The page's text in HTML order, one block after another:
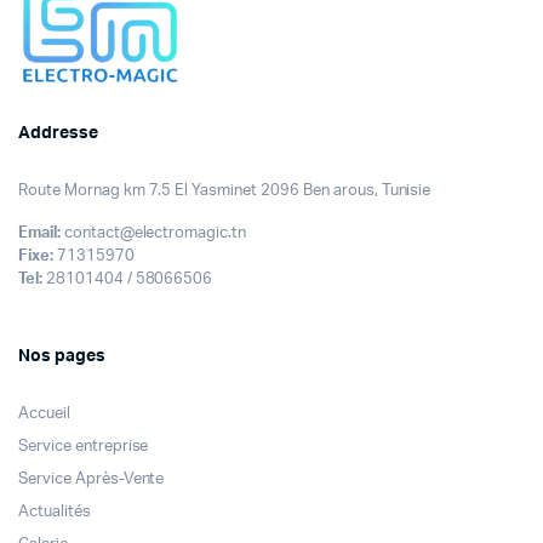
Addresse
Route Mornag km 7.5 El Yasminet 2096 Ben arous, Tunisie
Email:contact@electromagic.tn
Fixe:71315970
Tel:28101404 / 58066506
Nos pages
Accueil
Service entreprise
Service Après-Vente
Actualités